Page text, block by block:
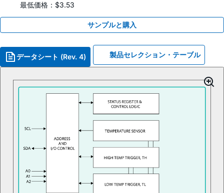
最低価格：$3.53
サンプルと購入
データシート (Rev. 4) 製品セレクション・テーブル